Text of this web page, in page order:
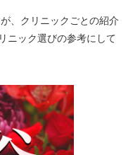
、クリニックごとの紹介
ニック選びの参考にして